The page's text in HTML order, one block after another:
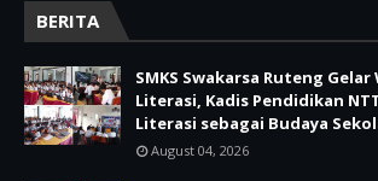
BERITA
SMKS Swakarsa Ruteng
Literasi, Kadis Pendidikan
Literasi sebagai Budaya
August 04, 2026